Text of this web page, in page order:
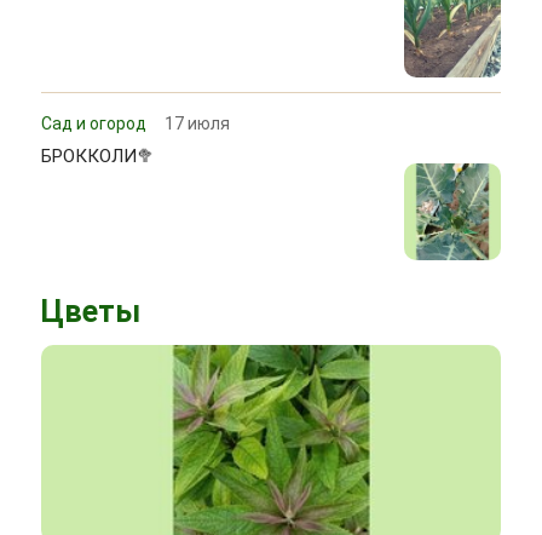
Сад и огород 17 июля
БРОККОЛИ🥦
Цветы